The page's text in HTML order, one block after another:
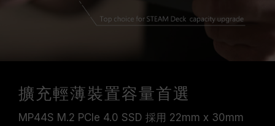
擴充輕薄裝置容量首選
MP44S M.2 PCIe 4.0 SSD 採用 22mm x 30mm